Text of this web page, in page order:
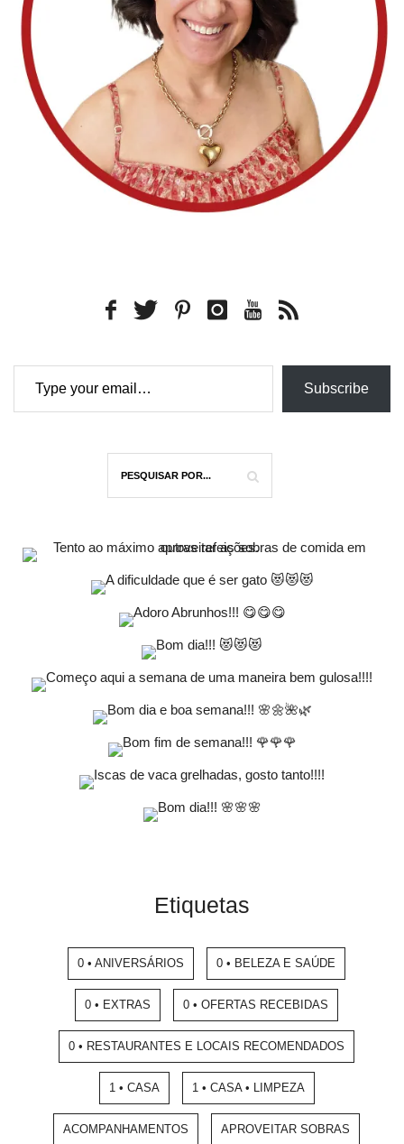
Type your email…
Subscribe
Etiquetas
0 • ANIVERSÁRIOS 0 • BELEZA E SAÚDE
0 • EXTRAS 0 • OFERTAS RECEBIDAS
0 • RESTAURANTES E LOCAIS RECOMENDADOS
1 • CASA 1 • CASA • LIMPEZA
ACOMPANHAMENTOS APROVEITAR SOBRAS